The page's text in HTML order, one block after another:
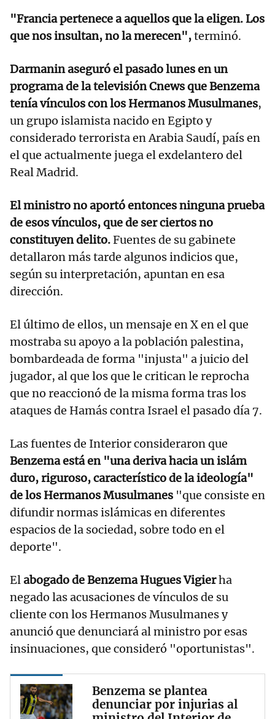
"Francia pertenece a aquellos que la eligen. Los
que nos insultan, no la merecen",terminó.
Darmanin aseguró el pasado lunes en un
programa de la televisión Cnews que Benzema
tenía vínculos con los Hermanos Musulmanes,
un grupo islamista nacido en Egipto y
considerado terrorista en Arabia Saudí, país en
el que actualmente juega el exdelantero del
Real Madrid.
El ministro no aportó entonces ninguna prueba
de esos vínculos, que de ser ciertos no
constituyen delito.Fuentes de su gabinete
detallaron más tarde algunos indicios que,
según su interpretación, apuntan en esa
dirección.
El último de ellos, un mensaje en X en el que
mostraba su apoyo a la población palestina,
bombardeada de forma "injusta" a juicio del
jugador, al que los que le critican le reprocha
que no reaccionó de la misma forma tras los
ataques de Hamás contra Israel el pasado día 7.
Las fuentes de Interior consideraron que
Benzema está en "una deriva hacia un islám
duro, riguroso, característico de la ideología"
de los Hermanos Musulmanes "que consiste en
difundir normas islámicas en diferentes
espacios de la sociedad, sobre todo en el
deporte".
Elabogado de Benzema Hugues Vigierha
negado las acusaciones de vínculos de su
cliente con los Hermanos Musulmanes y
anunció que denunciará al ministro por esas
insinuaciones, que consideró "oportunistas".
Benzema se plantea
denunciar por injurias al